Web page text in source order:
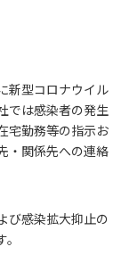
新型コロナウイル
では感染者の発生
宅勤務等の指示お
・関係先への連絡
び感染拡大抑止の